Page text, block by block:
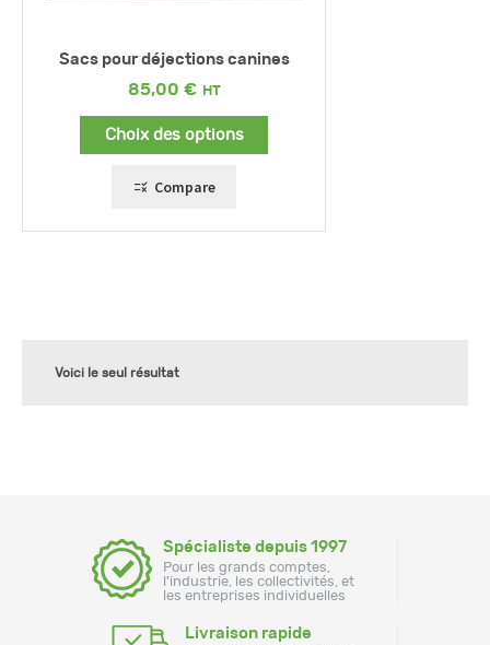
Sacs pour déjections canines
85,00 €
Choix des options
Compare
Voici le seul résultat
Spécialiste depuis 1997
Pour les grands comptes,
l'industrie, les collectivités, et
les entreprises individuelles
Livraison rapide